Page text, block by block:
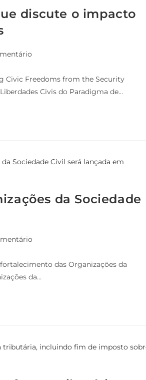
discute o impacto
Civic Freedoms from the Security
Civis do Paradigma de…
da Sociedade
das Organizações da
da…